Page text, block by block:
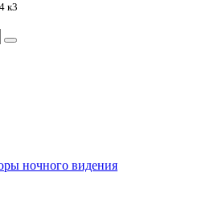
к3
ночного видения